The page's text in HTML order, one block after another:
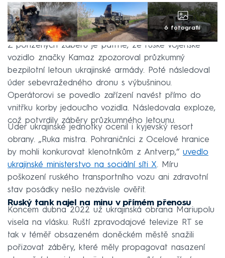
6 fotografií
Z pořízených záběrů je patrné, že ruské vojenské
vozidlo značky Kamaz zpozoroval průzkumný
bezpilotní letoun ukrajinské armády. Poté následoval
úder sebevražedného dronu s výbušninou.
Operátorovi se povedlo zařízení navést přímo do
vnitřku korby jedoucího vozidla. Následovala exploze,
což potvrdily záběry průzkumného letounu.
Úder ukrajinské jednotky ocenil i kyjevský resort
obrany. „Ruka mistra. Pohraničníci z Ocelové hranice
by mohli konkurovat klenotníkům z Antverp,“ uvedlo
ukrajinské ministerstvo na sociální síti X. Míru
poškození ruského transportního vozu ani zdravotní
stav posádky nešlo nezávisle ověřit.
Ruský tank najel na minu v přímém přenosu
Koncem dubna 2022 už ukrajinská obrana Mariupolu
visela na vlásku. Ruští zpravodajové televize RT se
tak v téměř obsazeném doněckém městě snažili
pořizovat záběry, které měly propagovat nasazení